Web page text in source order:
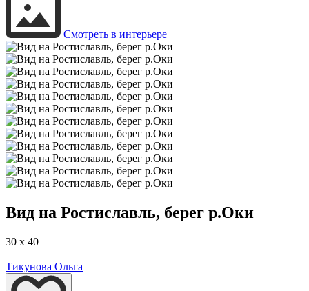
Смотреть в интерьере
Вид на Ростиславль, берег р.Оки
30 x 40
Тикунова Ольга